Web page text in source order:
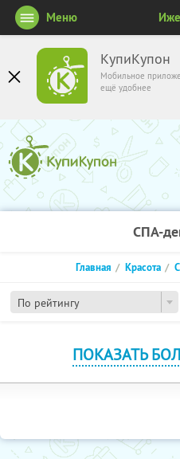
КупиКупон
Мобильное
ещё удобнее
Меню
СПА-
По рейтингу
Главная Красота
ПОКАЗАТЬ